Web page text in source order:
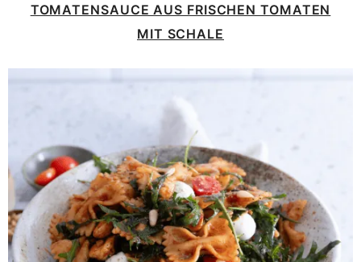
TOMATENSAUCE AUS FRISCHEN TOMATEN
MIT SCHALE